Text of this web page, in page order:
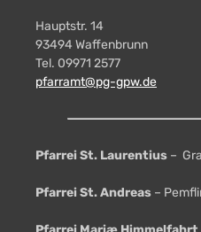
Hauptstr. 14
93494 Waffenbrunn
Tel. 09971 2577
pfarramt@pg-gpw.de
Pfarrei St. Laurentius –
Pfarrei St. Andreas –